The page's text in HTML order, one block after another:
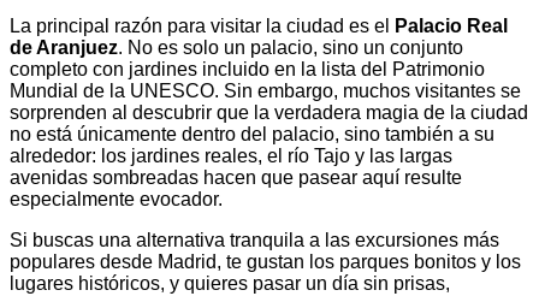
La principal razón para visitar la ciudad es el
Palacio Real
de Aranjuez. No es solo un palacio, sino un conjunto
completo con jardines incluido en la lista del Patrimonio
Mundial de la UNESCO. Sin embargo, muchos visitantes se
sorprenden al descubrir que la verdadera magia de la ciudad
no está únicamente dentro del palacio, sino también a su
alrededor: los jardines reales, el río Tajo y las largas
avenidas sombreadas hacen que pasear aquí resulte
especialmente evocador.
Si buscas una alternativa tranquila a las excursiones más
populares desde Madrid, te gustan los parques bonitos y los
lugares históricos, y quieres pasar un día sin prisas,